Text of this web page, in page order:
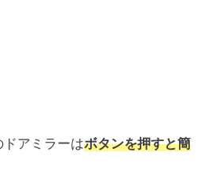
ドアミラーはボタンを押すと簡